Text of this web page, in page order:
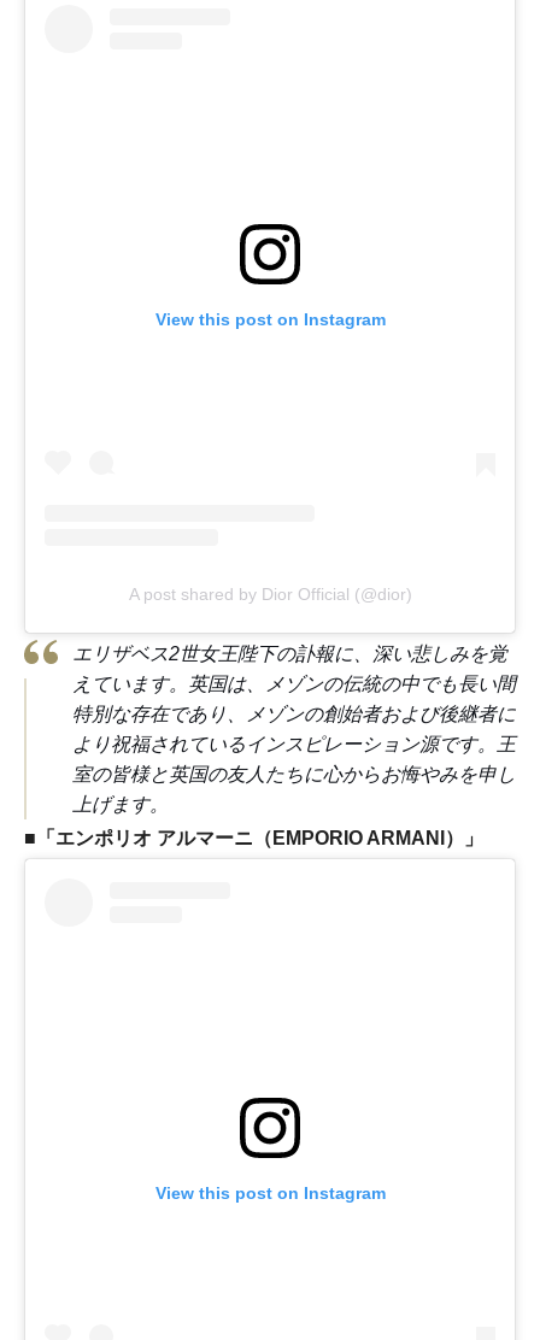
View this post on Instagram
A post shared by Dior Official (@dior)
エリザベス2世女王陛下の訃報に、深い悲しみを覚
えています。英国は、メゾンの伝統の中でも長い間
特別な存在であり、メゾンの創始者および後継者に
より祝福されているインスピレーション源です。王
室の皆様と英国の友人たちに心からお悔やみを申し
上げます。
■「エンポリオ アルマーニ（EMPORIO ARMANI）」
View this post on Instagram